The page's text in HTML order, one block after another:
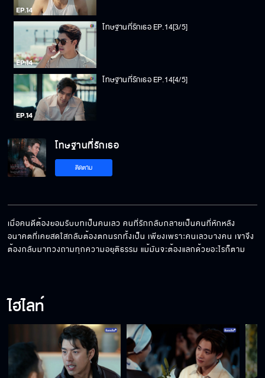
โทษฐานที่รักเธอ EP.14[3/5]
โทษฐานที่รักเธอ EP.14[4/5]
โทษฐานที่รักเธอ
ติดตาม
เมื่อคนดีต้องยอมรับบทเป็นคนเลว คนที่รักกลับกลายเป็นคนที่หักหลัง
อนาคตที่เคยสดใสกลับต้องตกนรกทั้งเป็น เพียงเพราะคนเลวบางคน เขาจึง
ต้องกลับมาทวงถามทุกความอยุติธรรม แม้มันจะต้องแลกด้วยอะไรก็ตาม
ไฮไลท์